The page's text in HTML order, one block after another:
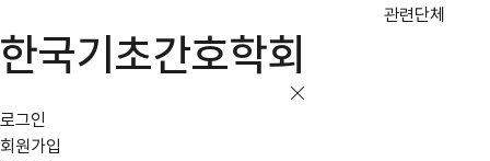
관련단체
한국기초간호학회
로그인
회원가입